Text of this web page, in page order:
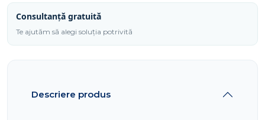
Consultanță gratuită
Te ajutăm să alegi soluția potrivită
Descriere produs